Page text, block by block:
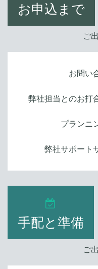
お申込まで
ご
お問い
弊社担当とのお打
プランニ
弊社サポート
手配と準備
ご